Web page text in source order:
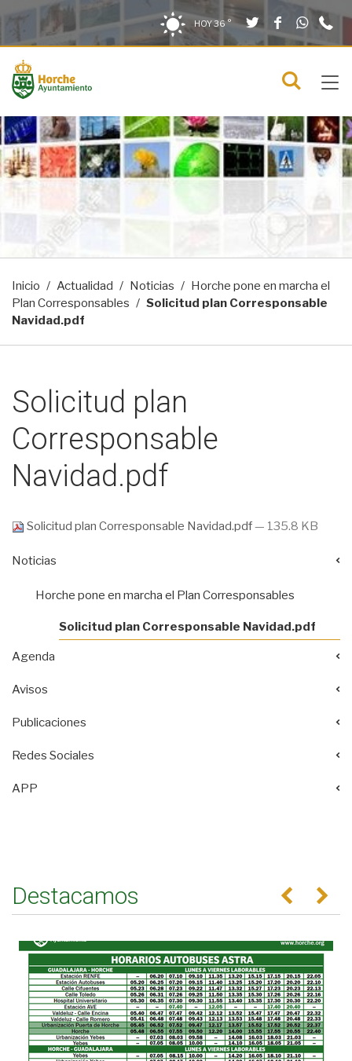
Saltar al contenido
Saltar a la navegación
Información de contacto HOY36 ° TwitterFacebook
menú
Inicio Actualidad Noticias
Horche pone en marcha el
Plan Corresponsables
Solicitud plan Corresponsable
Navidad.pdf
Solicitud plan
Corresponsable
Navidad.pdf
Solicitud plan Corresponsable Navidad.pdf— 135.8 KB
Noticias
Horche pone en marcha el Plan Corresponsables
Solicitud plan Corresponsable Navidad.pdf
Agenda
Avisos
Publicaciones
Redes Sociales
APP
Destacamos Anterior